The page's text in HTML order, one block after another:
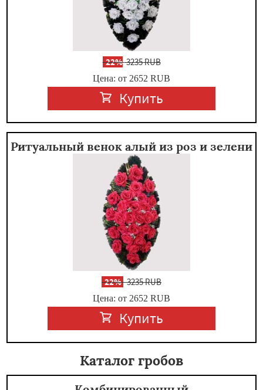
-22%3235 RUB
Цена: от 2652 RUB
Купить
Ритуальный венок алый из роз и зелени
-22%3235 RUB
Цена: от 2652 RUB
Купить
Каталог гробов